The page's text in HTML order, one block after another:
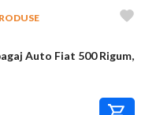
Auto Fiat 500 Rigum,